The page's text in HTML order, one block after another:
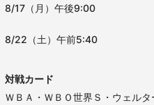
8/17（月）午後9:00
8/22（土）午前5:40
対戦カード
ＷＢＡ・ＷＢＯ世界Ｓ・ウェル